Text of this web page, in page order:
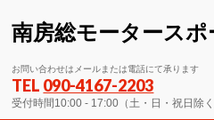
南房総モータースポ
お問い合わせはメールまたは電話にて承ります
TEL 090-4167-2203
受付時間10:00 - 17:00（土・日・祝日除く